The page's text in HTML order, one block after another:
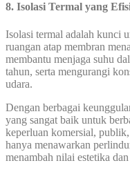
8. Isolasi Termal yang
Isolasi termal adalah kunci
ruangan atap membran
membantu menjaga suhu
tahun, serta mengurangi
udara.
Dengan berbagai
yang sangat baik untuk
keperluan komersial,
hanya menawarkan
menambah nilai estetika